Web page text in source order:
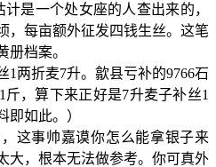
是一个处女座的人查出来的，
，每亩额外征发四钱生丝。这笔
册档案。
1两折麦7升。歙县亏补的9766石
斤，算下来正好是7升麦子补丝1
即如此。）
这事帅嘉谟你怎么能拿银子来
大，根本无法做参考。你可真外